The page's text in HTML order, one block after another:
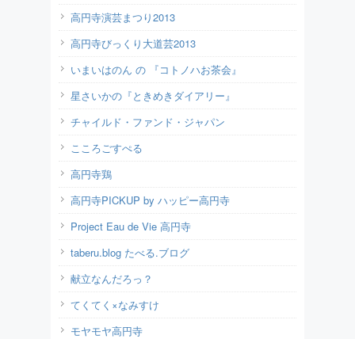
高円寺演芸まつり2013
高円寺びっくり大道芸2013
いまいはのん の 『コトノハお茶会』
星さいかの『ときめきダイアリー』
チャイルド・ファンド・ジャパン
こころごすぺる
高円寺鶏
高円寺PICKUP by ハッピー高円寺
Project Eau de Vie 高円寺
taberu.blog たべる.ブログ
献立なんだろっ？
てくてく×なみすけ
モヤモヤ高円寺